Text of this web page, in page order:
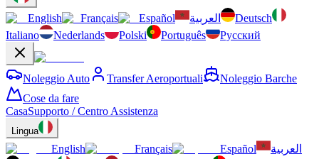
English Français Español العربية
Deutsch
Italiano
Nederlands Polski Português Русский
Noleggio Auto Transfer Aeroportuali
Noleggio Barche
Cose da fare
CasaSupporto / Centro Assistenza
Lingua
English Français Español
العربية